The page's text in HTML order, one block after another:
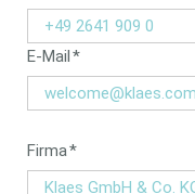
veld
Verplicht
veld
E-Mail*
Verplicht
veld
Firma*